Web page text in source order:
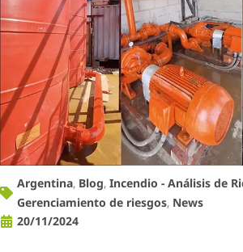
Argentina, Blog, Incendio - Análisis de
Gerenciamiento de riesgos, News
20/11/2024